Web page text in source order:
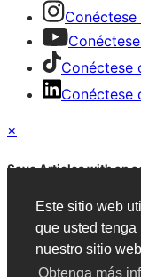
Este sitio web
que usted
nuestro sitio
Obtenga más
Conéctese
Conéctese
×
Save Articles with an
After signing in,
them on any
Create an Account